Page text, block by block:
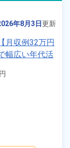
年8月3日更新
月収例32万円
幅広い年代活
年間休日